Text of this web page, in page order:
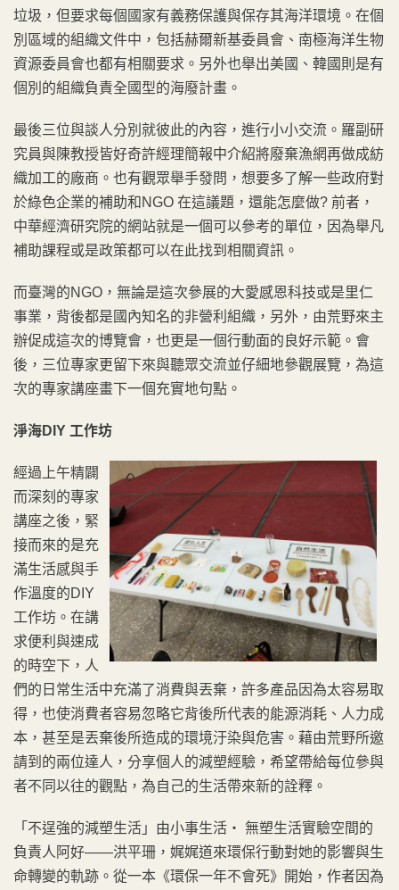
垃圾，但要求每個國家有義務保護與保存其海洋環境。在個
別區域的組織文件中，包括赫爾新基委員會、南極海洋生物
資源委員會也都有相關要求。另外也舉出美國、韓國則是有
個別的組織負責全國型的海廢計畫。
最後三位與談人分別就彼此的內容，進行小小交流。羅副研
究員與陳教授皆好奇許經理簡報中介紹將廢棄漁網再做成紡
織加工的廠商。也有觀眾舉手發問，想要多了解一些政府對
於綠色企業的補助和NGO 在這議題，還能怎麼做? 前者，
中華經濟研究院的網站就是一個可以參考的單位，因為舉凡
補助課程或是政策都可以在此找到相關資訊。
而臺灣的NGO，無論是這次參展的大愛感恩科技或是里仁
事業，背後都是國內知名的非營利組織，另外，由荒野來主
辦促成這次的博覽會，也更是一個行動面的良好示範。會
後，三位專家更留下來與聽眾交流並仔細地參觀展覽，為這
次的專家講座畫下一個充實地句點。
淨海DIY 工作坊
經過上午精闢
而深刻的專家
講座之後，緊
接而來的是充
滿生活感與手
作溫度的DIY
工作坊。在講
求便利與速成
的時空下，人
們的日常生活中充滿了消費與丟棄，許多產品因為太容易取
得，也使消費者容易忽略它背後所代表的能源消耗、人力成
本，甚至是丟棄後所造成的環境汙染與危害。藉由荒野所邀
請到的兩位達人，分享個人的減塑經驗，希望帶給每位參與
者不同以往的觀點，為自己的生活帶來新的詮釋。
「不逞強的減塑生活」由小事生活‧ 無塑生活實驗空間的
負責人阿好——洪平珊，娓娓道來環保行動對她的影響與生
命轉變的軌跡。從一本《環保一年不會死》開始，作者因為